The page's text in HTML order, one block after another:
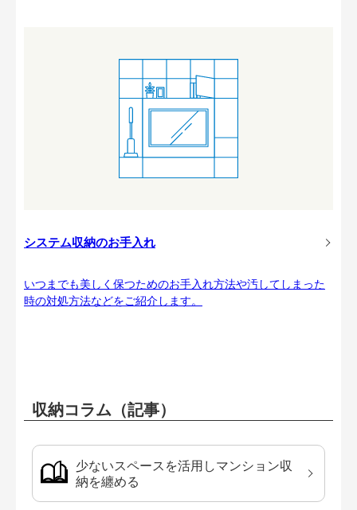
システム収納のお手入れ
いつまでも美しく保つためのお手入れ方法や汚してしまった
時の対処方法などをご紹介します。
収納コラム（記事）
少ないスペースを活用しマンション収
納を纏める